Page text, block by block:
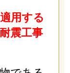
用する
震工事